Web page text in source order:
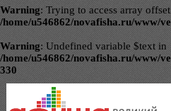
Warning: Trying to access array
/home/u546862/novafisha.ru/www/
Warning: Undefined variable $text in
/home/u546862/novafisha.ru/www/
330